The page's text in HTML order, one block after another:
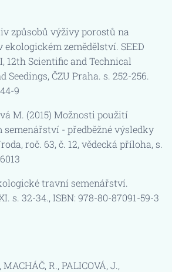
způsobů výživy porostů na
zemědělství. SEED
12th Scientific and Technical
Seedings, ČZU Praha. s. 252-256.
9
M. (2015) Možnosti použití
- předběžné výsledky
roč. 63, č. 12, vědecká příloha, s.
travní semenářství.
s. 32-34., ISBN: 978-80-87091-59-3
MACHÁČ, R., PALICOVÁ, J.,